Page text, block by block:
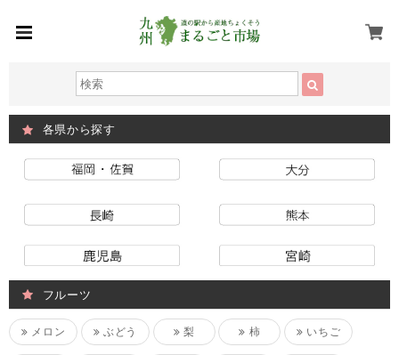
各県から探す
フルーツ
メロン ぶどう 梨 柿 いちご